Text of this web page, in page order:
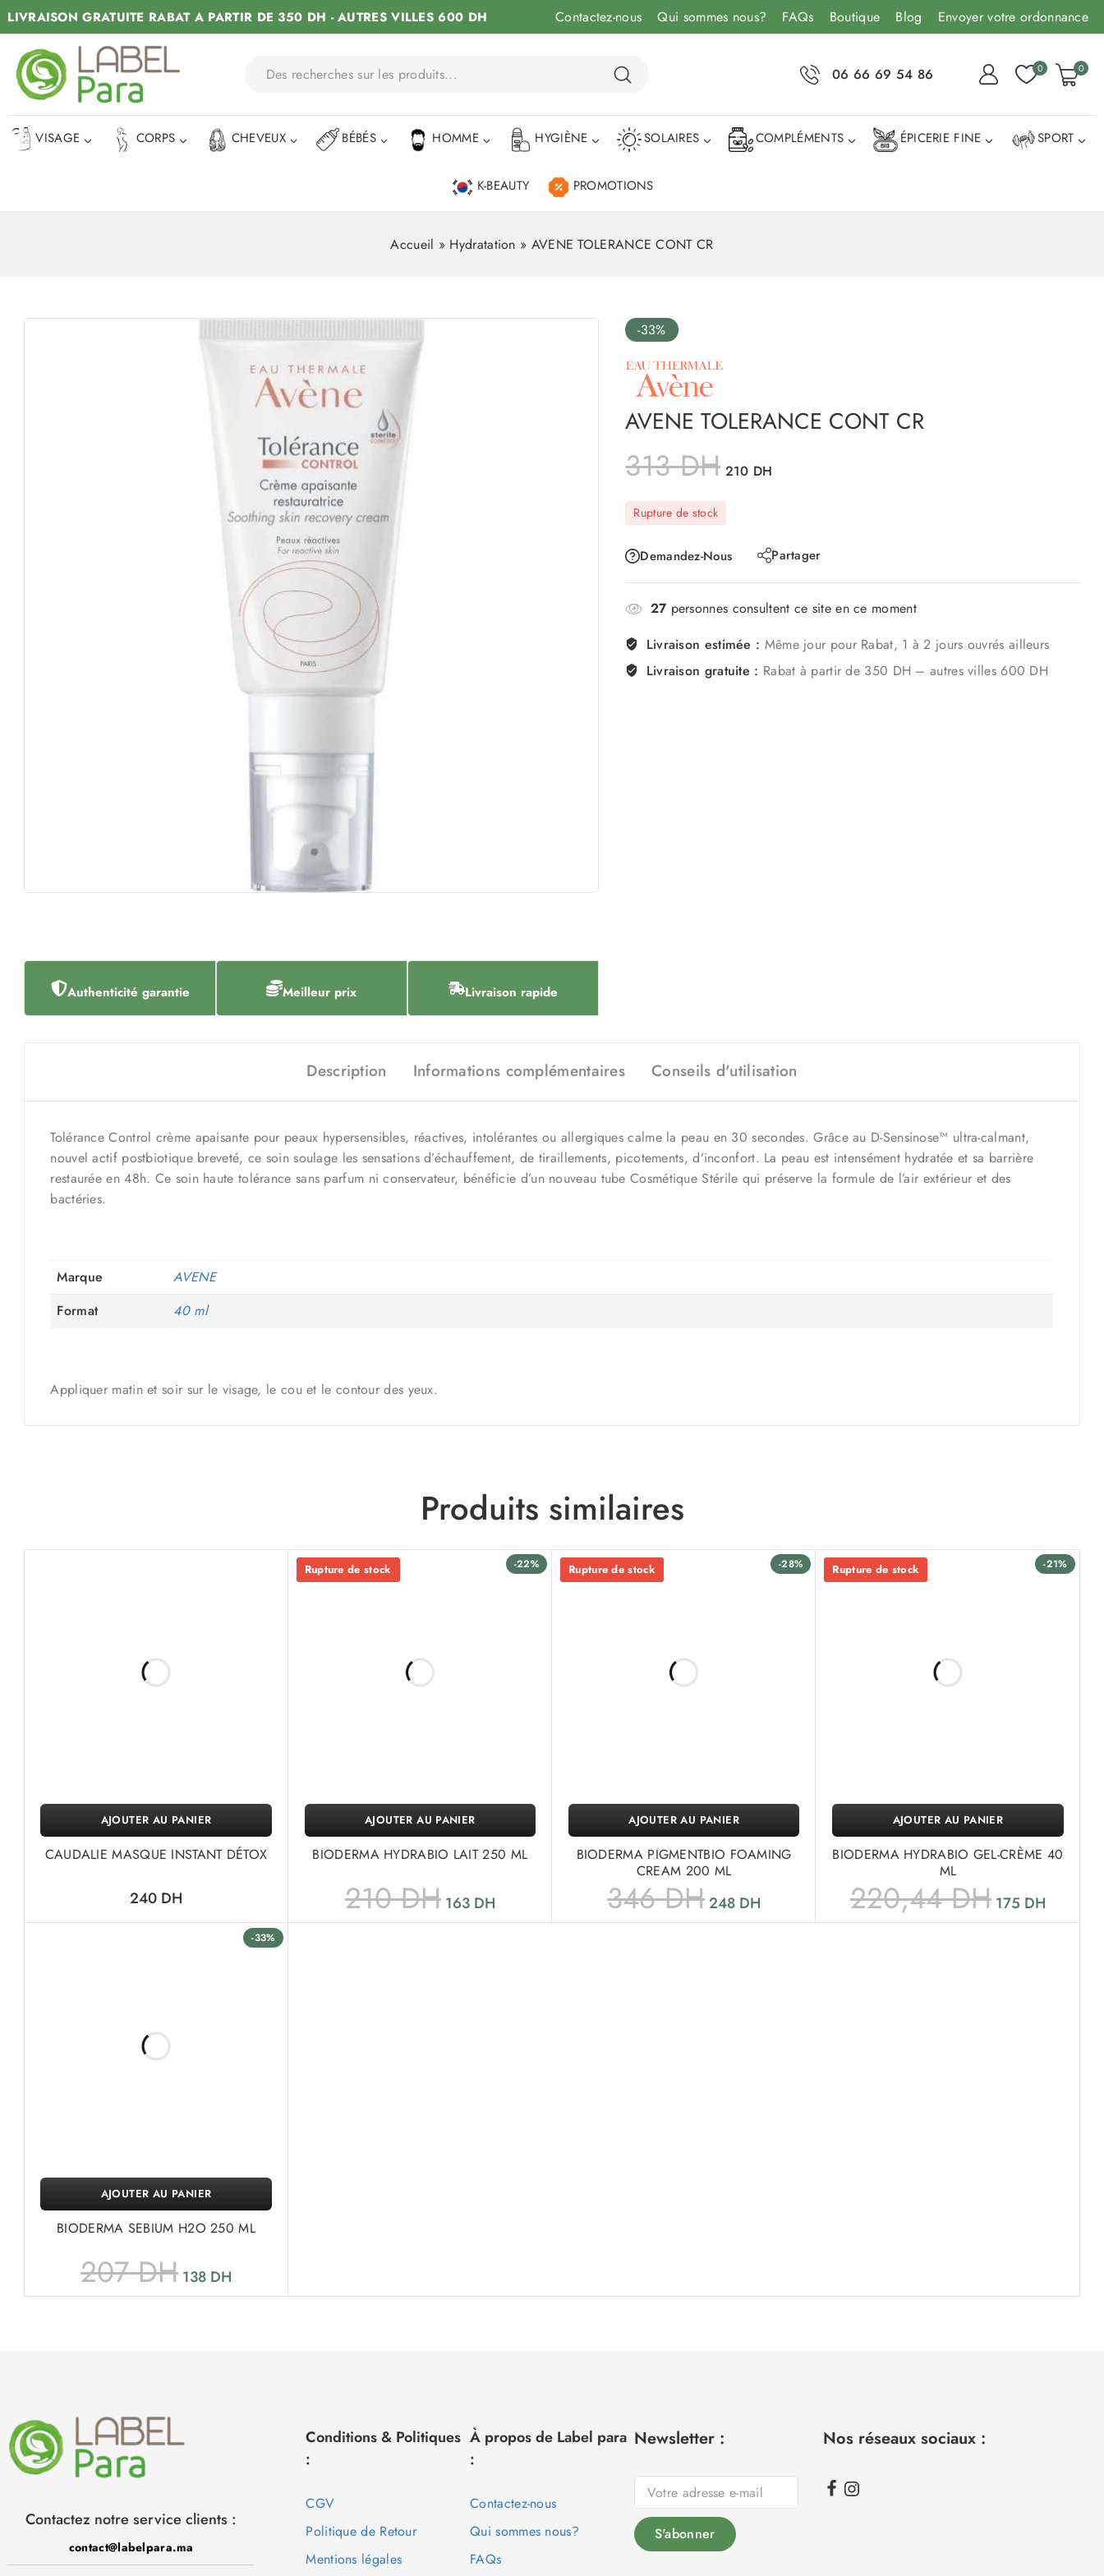
LIVRAISON GRATUITE RABAT A PARTIR DE 350 DH - AUTRES VILLES 600 DH Contactez-nous Qui sommes nous? FAQs Boutique Blog Envoyer votre ordonnance
06 66 69 54 86 0 0
VISAGE CORPS CHEVEUX BÉBÉS HOMME HYGIÈNE SOLAIRES COMPLÉMENTS ÉPICERIE FINE SPORT
K-BEAUTY PROMOTIONS
Accueil » Hydratation » AVENE TOLERANCE CONT CR
Authenticité garantie Meilleur prix Livraison rapide
-33%
AVENE TOLERANCE CONT CR
313DH 210 DH
Rupture de stock
Demandez-Nous Partager
27 personnes consultent ce site en ce moment
Livraison estimée : Même jour pour Rabat, 1 à 2 jours ouvrés ailleurs
Livraison gratuite : Rabat à partir de 350 DH – autres villes 600 DH
Description Informations complémentaires Conseils d'utilisation
Tolérance Control crème apaisante pour peaux hypersensibles, réactives, intolérantes ou allergiques calme la peau en 30 secondes. Grâce au D-Sensinose™ ultra-calmant,
nouvel actif postbiotique breveté, ce soin soulage les sensations d’échauffement, de tiraillements, picotements, d’inconfort. La peau est intensément hydratée et sa barrière
restaurée en 48h. Ce soin haute tolérance sans parfum ni conservateur, bénéficie d’un nouveau tube Cosmétique Stérile qui préserve la formule de l’air extérieur et des
bactéries.
Marque
AVENE
Format
40 ml
Appliquer matin et soir sur le visage, le cou et le contour des yeux.
Produits similaires
CAUDALIE MASQUE INSTANT DÉTOX
240 DH
AJOUTER AU PANIER
-22%
Rupture de stock
BIODERMA HYDRABIO LAIT 250 ML
210DH 163 DH
AJOUTER AU PANIER
-28%
Rupture de stock
BIODERMA PIGMENTBIO FOAMING
CREAM 200 ML
346DH248 DH
AJOUTER AU PANIER
-21%
Rupture de stock
BIODERMA HYDRABIO GEL-CRÈME 40
ML
220,44DH 175 DH
AJOUTER AU PANIER
-33%
BIODERMA SEBIUM H2O 250 ML
207DH 138 DH
AJOUTER AU PANIER
Contactez notre service clients :
contact@labelpara.ma
Conditions & Politiques
:
CGV
Politique de Retour
Mentions légales
À propos de Label para
:
Contactez-nous
Qui sommes nous?
FAQs
Newsletter : Nos réseaux sociaux :